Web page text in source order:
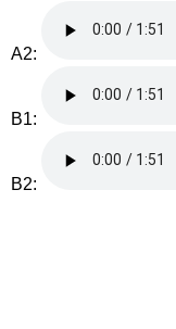
A2:
B1:
B2: